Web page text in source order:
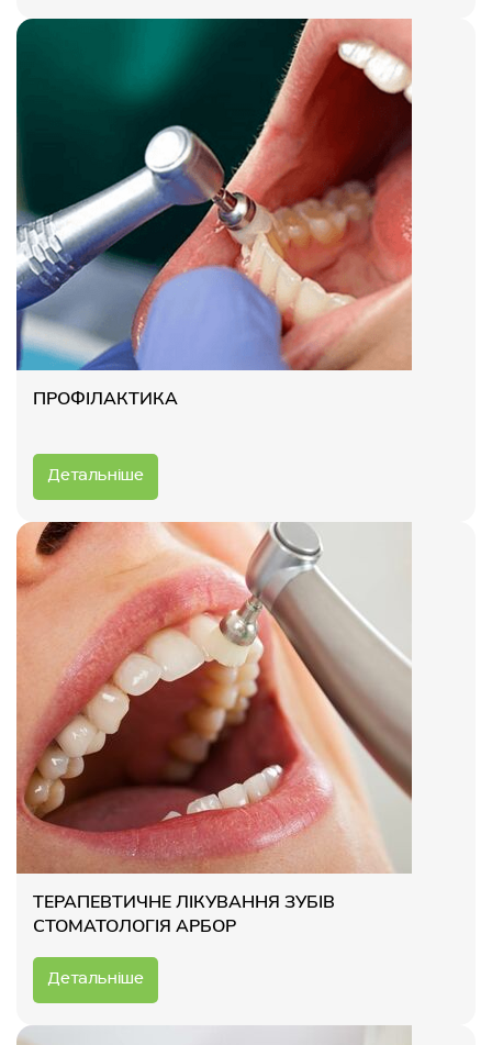
ПРОФІЛАКТИКА
Детальніше
ТЕРАПЕВТИЧНЕ ЛІКУВАННЯ ЗУБІВ
СТОМАТОЛОГІЯ АРБОР
Детальніше